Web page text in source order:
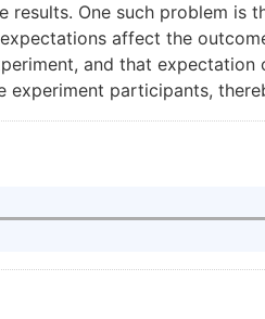
results. One such problem is
affect the
and that expectation
experiment participants,